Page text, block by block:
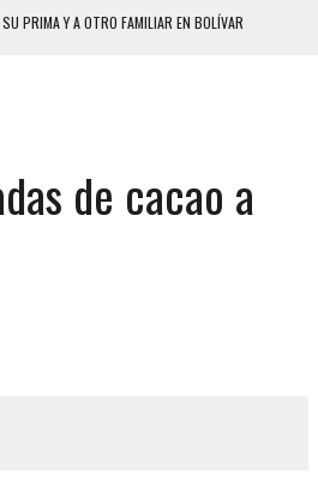
PRIMA Y A OTRO FAMILIAR EN BOLÍVAR
TERREMOTOS EN LA GUAIRA
CASA
DE SU ABUELA
CON AMIGOS
FAMILIAR
DE EL LLANITO
de cacao a